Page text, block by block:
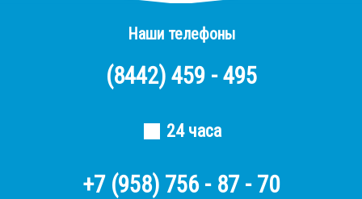
Наши телефоны
(8442) 459 - 495
24 часа
+7 (958) 756 - 87 - 70